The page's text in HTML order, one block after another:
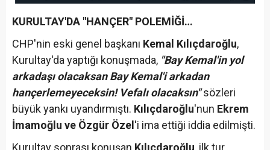
KURULTAY'DA "HANÇER" POLEMİĞİ…
CHP'nin eski genel başkanı Kemal Kılıçdaroğlu,
Kurultay'da yaptığı konuşmada, "Bay Kemal'in yol
arkadaşı olacaksan Bay Kemal'i arkadan
hançerlemeyeceksin! Vefalı olacaksın"sözleri
büyük yankı uyandırmıştı. Kılıçdaroğlu'nun Ekrem
İmamoğlu ve Özgür Özel 'i ima ettiği iddia edilmişti.